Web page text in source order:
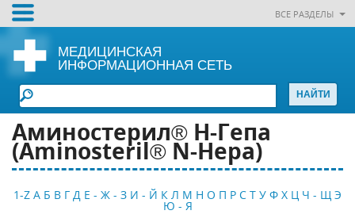
ВСЕ РАЗДЕЛЫ
МЕДИЦИНСКАЯ
ИНФОРМАЦИОННАЯ СЕТЬ
Аминостерил® Н-Гепа
(Aminosteril® N-Hepa)
1-Z А Б В Г Д Е - Ж - З И - Й К Л М Н О П Р С Т У Ф Х Ц Ч - Щ Э
Ю - Я